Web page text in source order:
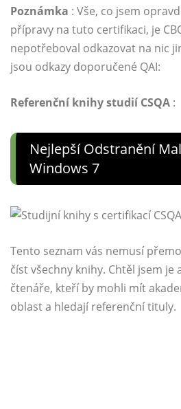
Poznámka : Vše, co jsem
přípravy na tuto certifikaci, je
nepotřeboval odkazovat na nic
jsou odkazy doporučené QAI:
Referenční knihy studií CSQA :
Nejlepší Odstranění
Windows 7
Tento seznam vás nemusí
číst všechny knihy. Chtěl jsem je
čtenáře, kteří by mohli mít
oblast a hledají referenční tituly.